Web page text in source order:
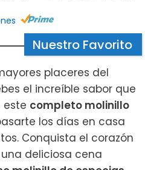
Nuestro Favorito
placeres del
el increíble sabor que
este completo molinillo
los días en casa
Conquista el corazón
deliciosa cena